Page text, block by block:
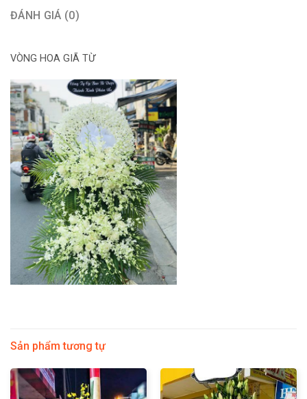
ĐÁNH GIÁ (0)
VÒNG HOA GIÃ TỪ
Sản phẩm tương tự